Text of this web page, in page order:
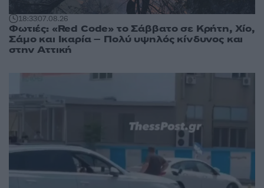
18:3307.08.26
Φωτιές: «Red Code» το Σάββατο σε Κρήτη, Χίο,
Σάμο και Ικαρία – Πολύ υψηλός κίνδυνος και
στην Αττική